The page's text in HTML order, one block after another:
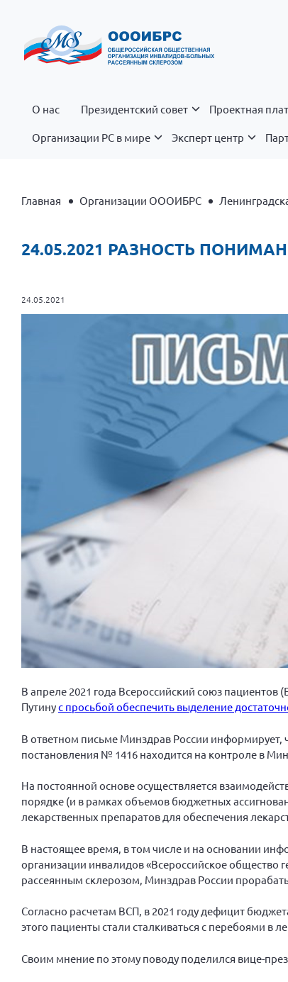
О нас Президентский совет Проектная
Организации РС в мире Эксперт центр
Главная Организации ОООИБРС
24.05.2021 РАЗНОСТЬ
24.05.2021
В апреле 2021 года Всероссийский союз
Путинус просьбой обеспечить выделение
В ответном письме Минздрав России информирует,
постановления № 1416 находится на контроле в
На постоянной основе осуществляется
порядке (и в рамках объемов бюджетных
лекарственных препаратов для обеспечения
В настоящее время, в том числе и на основании
организации инвалидов «Всероссийское
рассеянным склерозом, Минздрав России
Согласно расчетам ВСП, в 2021 году дефицит
этого пациенты стали сталкиваться с перебоями в
Своим мнение по этому поводу поделился вице-